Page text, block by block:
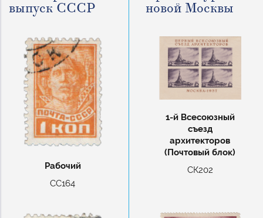
выпуск СССР
Рабочий
СС164
новой Москвы
1-й Всесоюзный
съезд
архитекторов
(Почтовый блок)
СК202